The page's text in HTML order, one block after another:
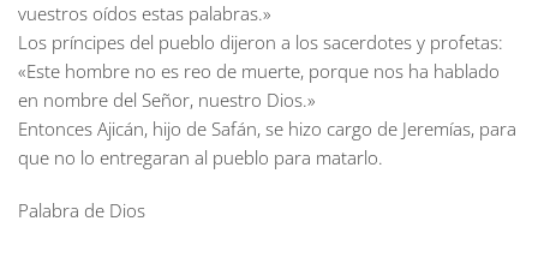
vuestros oídos estas palabras.»
Los príncipes del pueblo dijeron a los sacerdotes y profetas:
«Este hombre no es reo de muerte, porque nos ha hablado
en nombre del Señor, nuestro Dios.»
Entonces Ajicán, hijo de Safán, se hizo cargo de Jeremías, para
que no lo entregaran al pueblo para matarlo.
Palabra de Dios